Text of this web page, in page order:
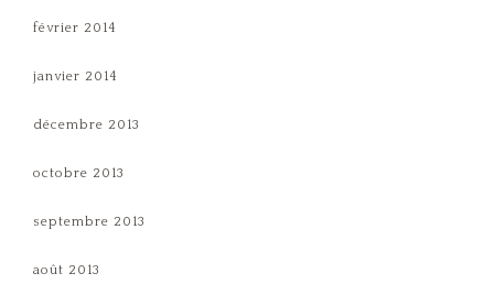
février 2014
janvier 2014
décembre 2013
octobre 2013
septembre 2013
août 2013